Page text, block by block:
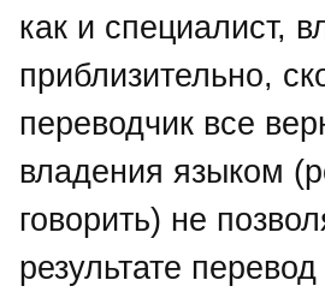
как и специалист,
приблизительно,
переводчик все
владения языком
говорить) не
результате